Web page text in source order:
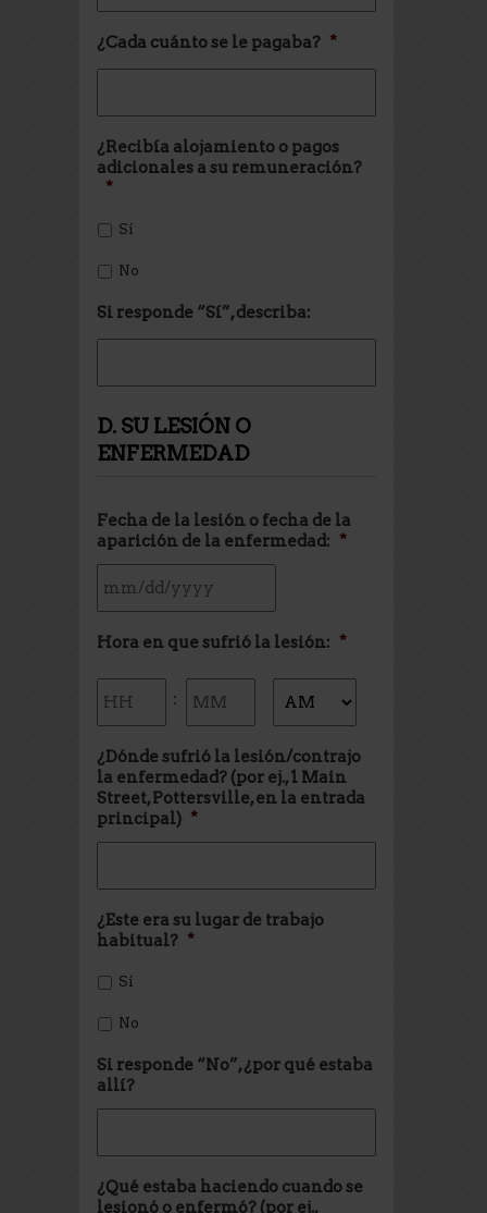
¿Cada cuánto se le pagaba? *
¿Recibía alojamiento o pagos
adicionales a su remuneración?
*
Sí
No
Si responde “Sí”, describa:
D. SU LESIÓN O
ENFERMEDAD
Fecha de la lesión o fecha de la
aparición de la enfermedad: *
Hora en que sufrió la lesión: *
:
Hours Minutes
AM/PM
¿Dónde sufrió la lesión/contrajo
la enfermedad? (por ej., 1 Main
Street, Pottersville, en la entrada
principal) *
¿Este era su lugar de trabajo
habitual? *
Sí
No
Si responde “No”, ¿por qué estaba
allí?
¿Qué estaba haciendo cuando se
lesionó o enfermó? (por ej.,